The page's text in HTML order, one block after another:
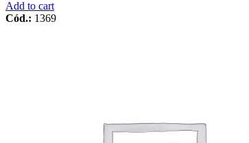
Add to cart
Cód.: 1369